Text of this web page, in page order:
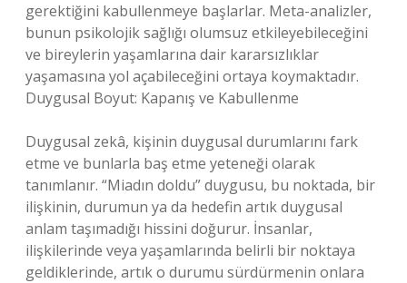
gerektiğini kabullenmeye başlarlar. Meta-analizler,
bunun psikolojik sağlığı olumsuz etkileyebileceğini
ve bireylerin yaşamlarına dair kararsızlıklar
yaşamasına yol açabileceğini ortaya koymaktadır.
Duygusal Boyut: Kapanış ve Kabullenme
Duygusal zekâ, kişinin duygusal durumlarını fark
etme ve bunlarla baş etme yeteneği olarak
tanımlanır. “Miadın doldu” duygusu, bu noktada, bir
ilişkinin, durumun ya da hedefin artık duygusal
anlam taşımadığı hissini doğurur. İnsanlar,
ilişkilerinde veya yaşamlarında belirli bir noktaya
geldiklerinde, artık o durumu sürdürmenin onlara